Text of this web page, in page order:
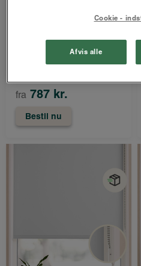
Kun online - afsendes
inden for
1-5 hverdage
fra 787 kr.
Bestil nu
Cookie -
Afvis alle